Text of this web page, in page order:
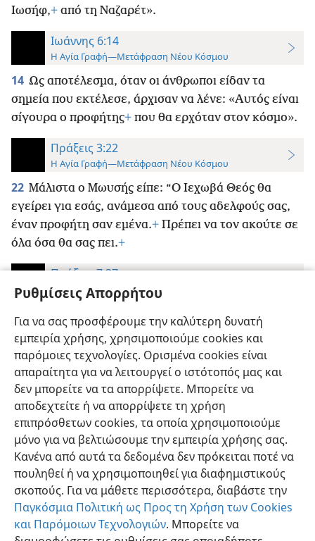
Ρυθμίσεις Απορρήτου
Για να σας προσφέρουμε την καλύτερη δυνατή
εμπειρία χρήσης, χρησιμοποιούμε cookies και
παρόμοιες τεχνολογίες. Ορισμένα cookies είναι
απαραίτητα για να λειτουργεί ο ιστότοπός μας και
δεν μπορείτε να τα απορρίψετε. Μπορείτε να
αποδεχτείτε ή να απορρίψετε τη χρήση
επιπρόσθετων cookies, τα οποία χρησιμοποιούμε
μόνο για να βελτιώσουμε την εμπειρία χρήσης σας.
Κανένα από αυτά τα δεδομένα δεν πρόκειται ποτέ να
πουληθεί ή να χρησιμοποιηθεί για διαφημιστικούς
σκοπούς. Για να μάθετε περισσότερα, διαβάστε την
Παγκόσμια Πολιτική ως Προς τη Χρήση των Cookies
και Παρόμοιων Τεχνολογιών. Μπορείτε να
Ιωσήφ,+ από τη Ναζαρέτ».
Ιωάννης 6:14
Η Αγία Γραφή—Μετάφραση Νέου Κόσμου
14 Ως αποτέλεσμα, όταν οι άνθρωποι είδαν τα
σημεία που εκτέλεσε, άρχισαν να λένε: «Αυτός είναι
σίγουρα ο προφήτης+ που θα ερχόταν στον κόσμο».
Πράξεις 3:22
Η Αγία Γραφή—Μετάφραση Νέου Κόσμου
22 Μάλιστα ο Μωυσής είπε: “Ο Ιεχωβά Θεός θα
εγείρει για εσάς, ανάμεσα από τους αδελφούς σας,
έναν προφήτη σαν εμένα.+ Πρέπει να τον ακούτε σε
όλα όσα θα σας πει.+
Πράξεις 7:37
Η Αγία Γραφή—Μετάφραση Νέου Κόσμου
»Αυτός είναι ο Μωυσής που είπε στους γιους του
Ισραήλ: “Ο Θεός θα εγείρει για εσάς, ανάμεσα από
τους αδελφούς σας, έναν προφήτη σαν εμένα”.
Ελληνική Προτιμήσεις
Copyright© 2026 Watch Tower Bible and Tract Society of Pennsylvania
Όροι Χρήσης Πολιτική Απορρήτου
Ρυθμίσεις Απορρήτου
JW.ORG
Σύνδεση